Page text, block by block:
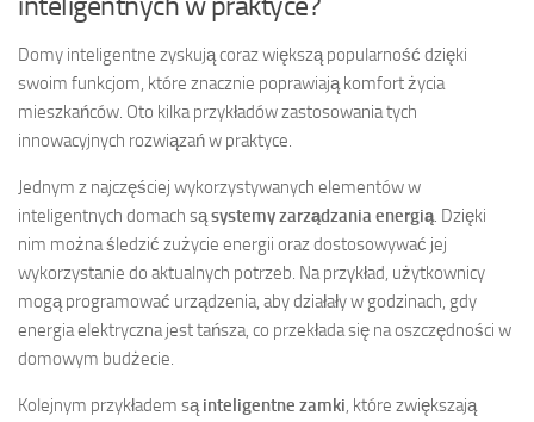
Domy inteligentne zyskują coraz większą popularność dzięki
swoim funkcjom, które znacznie poprawiają komfort życia
mieszkańców. Oto kilka przykładów zastosowania tych
innowacyjnych rozwiązań w praktyce.
Jednym z najczęściej wykorzystywanych elementów w
inteligentnych domach sąsystemy zarządzania energią. Dzięki
nim można śledzić zużycie energii oraz dostosowywać jej
wykorzystanie do aktualnych potrzeb. Na przykład, użytkownicy
mogą programować urządzenia, aby działały w godzinach, gdy
energia elektryczna jest tańsza, co przekłada się na oszczędności w
domowym budżecie.
Kolejnym przykładem sąinteligentne zamki, które zwiększają